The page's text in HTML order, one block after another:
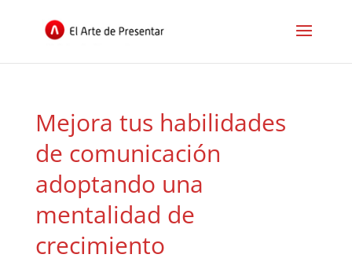
Mejora tus habilidades
de comunicación
adoptando una
mentalidad de
crecimiento